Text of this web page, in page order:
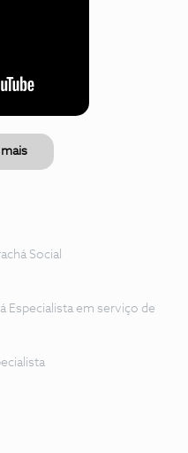
Social
Especialista em serviço de